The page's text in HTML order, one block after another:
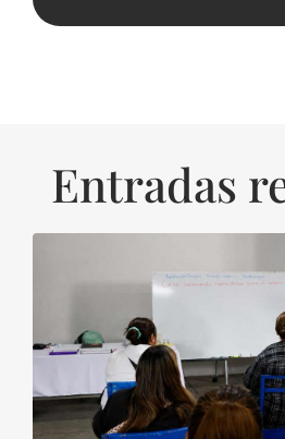
Entradas